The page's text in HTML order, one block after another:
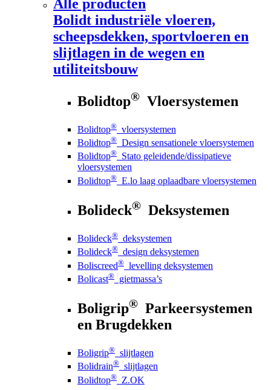
Alle producten
Bolidt industriële vloeren,
scheepsdekken, sportvloeren en
slijtlagen in de wegen en
utiliteitsbouw
Bolidtop® Vloersystemen
Bolidtop® vloersystemen
Bolidtop® Design sensationele vloersystemen
Bolidtop® Stato geleidende/dissipatieve
vloersystemen
Bolidtop® E.lo laag oplaadbare vloersystemen
Bolideck® Deksystemen
Bolideck® deksystemen
Bolideck® design deksystemen
Boliscreed® levelling deksystemen
Bolicast® gietmassa’s
Boligrip® Parkeersystemen
en Brugdekken
Boligrip® slijtlagen
Bolidrain® slijtlagen
Bolidtop® Z.OK